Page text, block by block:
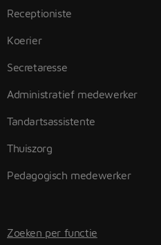
Receptioniste
Koerier
Secretaresse
Administratief medewerker
Tandartsassistente
Thuiszorg
Pedagogisch medewerker
Zoeken per functie